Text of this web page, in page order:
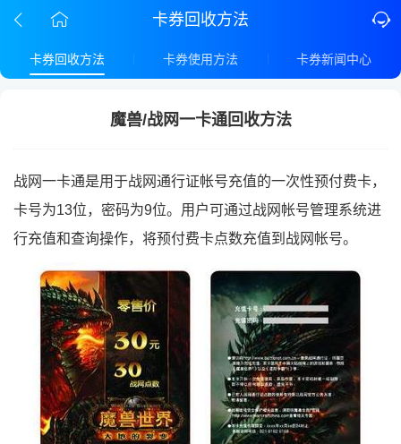
卡券回收方法
卡券回收方法 卡券使用方法 卡券新闻中心
魔兽/战网一卡通回收方法
战网一卡通是用于战网通行证帐号充值的一次性预付费卡，
卡号为13位，密码为9位。用户可通过战网帐号管理系统进
行充值和查询操作，将预付费卡点数充值到战网帐号。